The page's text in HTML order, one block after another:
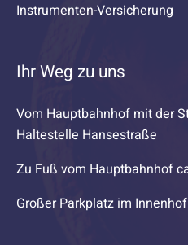
Instrumenten-Versicherung
Ihr Weg zu uns
Vom Hauptbahnhof mit der
Haltestelle Hansestraße
Zu Fuß vom Hauptbahnhof
Großer Parkplatz im Innenhof